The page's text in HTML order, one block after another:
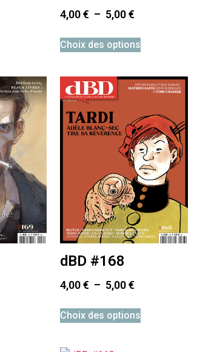
4,00€ – 5,00€
Choix des options
dBD #168
4,00€ – 5,00€
Choix des options